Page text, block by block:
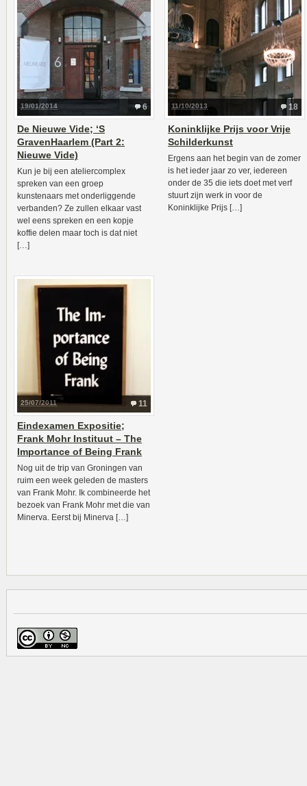
6
19/01/2014
De Nieuwe Vide; ‘S
GravenHaarlem (Part 2:
Nieuwe Vide)
Kun je bij een ateliercomplex
spreken van een groep
kunstenaars met onderliggende
verbanden? Ze zullen elkaar vast
wel eens spreken en een kopje
koffie delen maar toch is dat niet
[…]
18
11/10/2013
Koninklijke Prijs voor Vrije
Schilderkunst
Ergens aan het begin van de zomer
is het ieder jaar zo ver, iedereen
onder de 35 die iets doet met verf
stuurt zijn werk in voor de
Koninklijke Prijs […]
11
25/07/2011
Eindexamen Expositie;
Frank Mohr Instituut – The
Importance of Being Frank
Nog uit de trip van Groningen van
ruim een week geleden de masters
van Frank Mohr. Ik combineerde het
bezoek van Frank Mohr met die van
Minerva. Eerst bij Minerva […]